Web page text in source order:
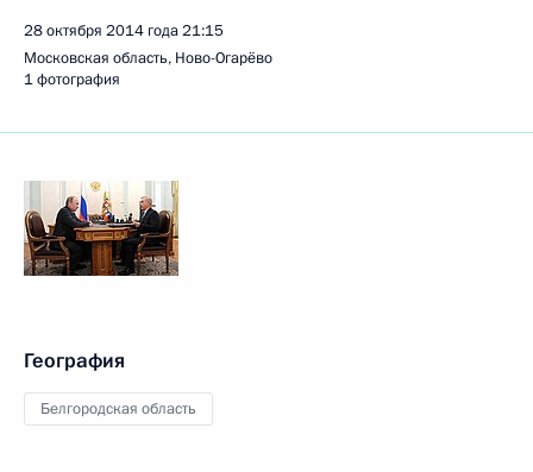
28 октября 2014 года21:15
Московская область, Ново-Огарёво
1 фотография
География
Белгородская область